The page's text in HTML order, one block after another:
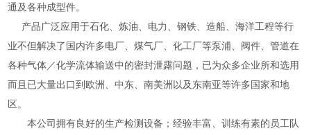
通及各种成型件。
产品广泛应用于石化、炼油、电力、钢铁、造船、海洋工程等行
业不但解决了国内许多电厂、煤气厂、化工厂等泵浦、阀件、管道在
各种气体／化学流体输送中的密封泄露问题，已为众多企业所和选用
而且已大量出口到欧洲、中东、南美洲以及东南亚等许多国家和地
区。
本公司拥有良好的生产检测设备；经验丰富、训练有素的员工队